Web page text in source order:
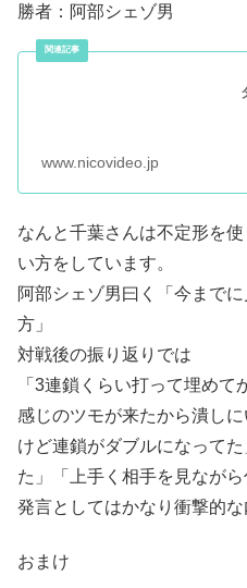
勝者：阿部シェゾ男
www.nicovideo.jp
なんと千葉さんは不定形を
い方をしています。
阿部シェゾ男曰く「今まで
方」
対戦後の振り返りでは
「3連鎖くらい打って埋め
感じのツモが来たから潰し
けど連鎖がダブルになって
た」「上手く相手を見なが
発言としてはかなり衝撃的な
おまけ